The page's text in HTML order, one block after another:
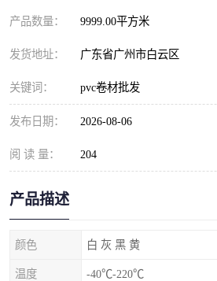
产品数量： 9999.00平方米
发货地址： 广东省广州市白云区
关键词： pvc卷材批发
发布日期： 2026-08-06
阅 读 量： 204
产品描述
颜色 白 灰 黑 黄
温度 -40℃-220℃